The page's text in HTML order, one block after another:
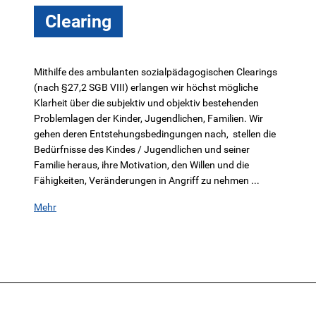
Clearing
Mithilfe des ambulanten sozialpädagogischen Clearings
(nach §27,2 SGB VIII) erlangen wir höchst mögliche
Klarheit über die subjektiv und objektiv bestehenden
Problemlagen der Kinder, Jugendlichen, Familien. Wir
gehen deren Entstehungsbedingungen nach, stellen die
Bedürfnisse des Kindes / Jugendlichen und seiner
Familie heraus, ihre Motivation, den Willen und die
Fähigkeiten, Veränderungen in Angriff zu nehmen ...
Mehr